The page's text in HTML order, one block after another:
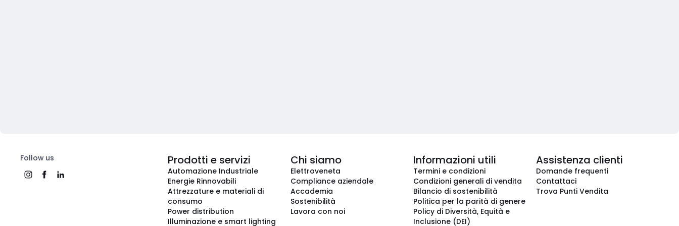
Follow us Prodotti e servizi
Automazione Industriale
Energie Rinnovabili
Attrezzature e materiali di
consumo
Power distribution
Illuminazione e smart lighting
Chi siamo
Elettroveneta
Compliance aziendale
Accademia
Sostenibilità
Lavora con noi
Informazioni utili
Termini e condizioni
Condizioni generali di vendita
Bilancio di sostenibilità
Politica per la parità di genere
Policy di Diversità, Equità e
Inclusione (DEI)
Assistenza clienti
Domande frequenti
Contattaci
Trova Punti Vendita